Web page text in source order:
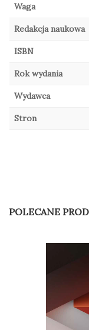
Waga
Redakcja naukowa
ISBN
Rok wydania
Wydawca
Stron
POLECANE